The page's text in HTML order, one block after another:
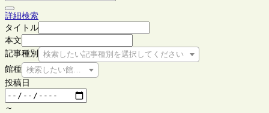
詳細検索
タイトル
本文
記事種別
検索したい記事種別を選択してください
館種 検索したい館種を選択してください
投稿日
～